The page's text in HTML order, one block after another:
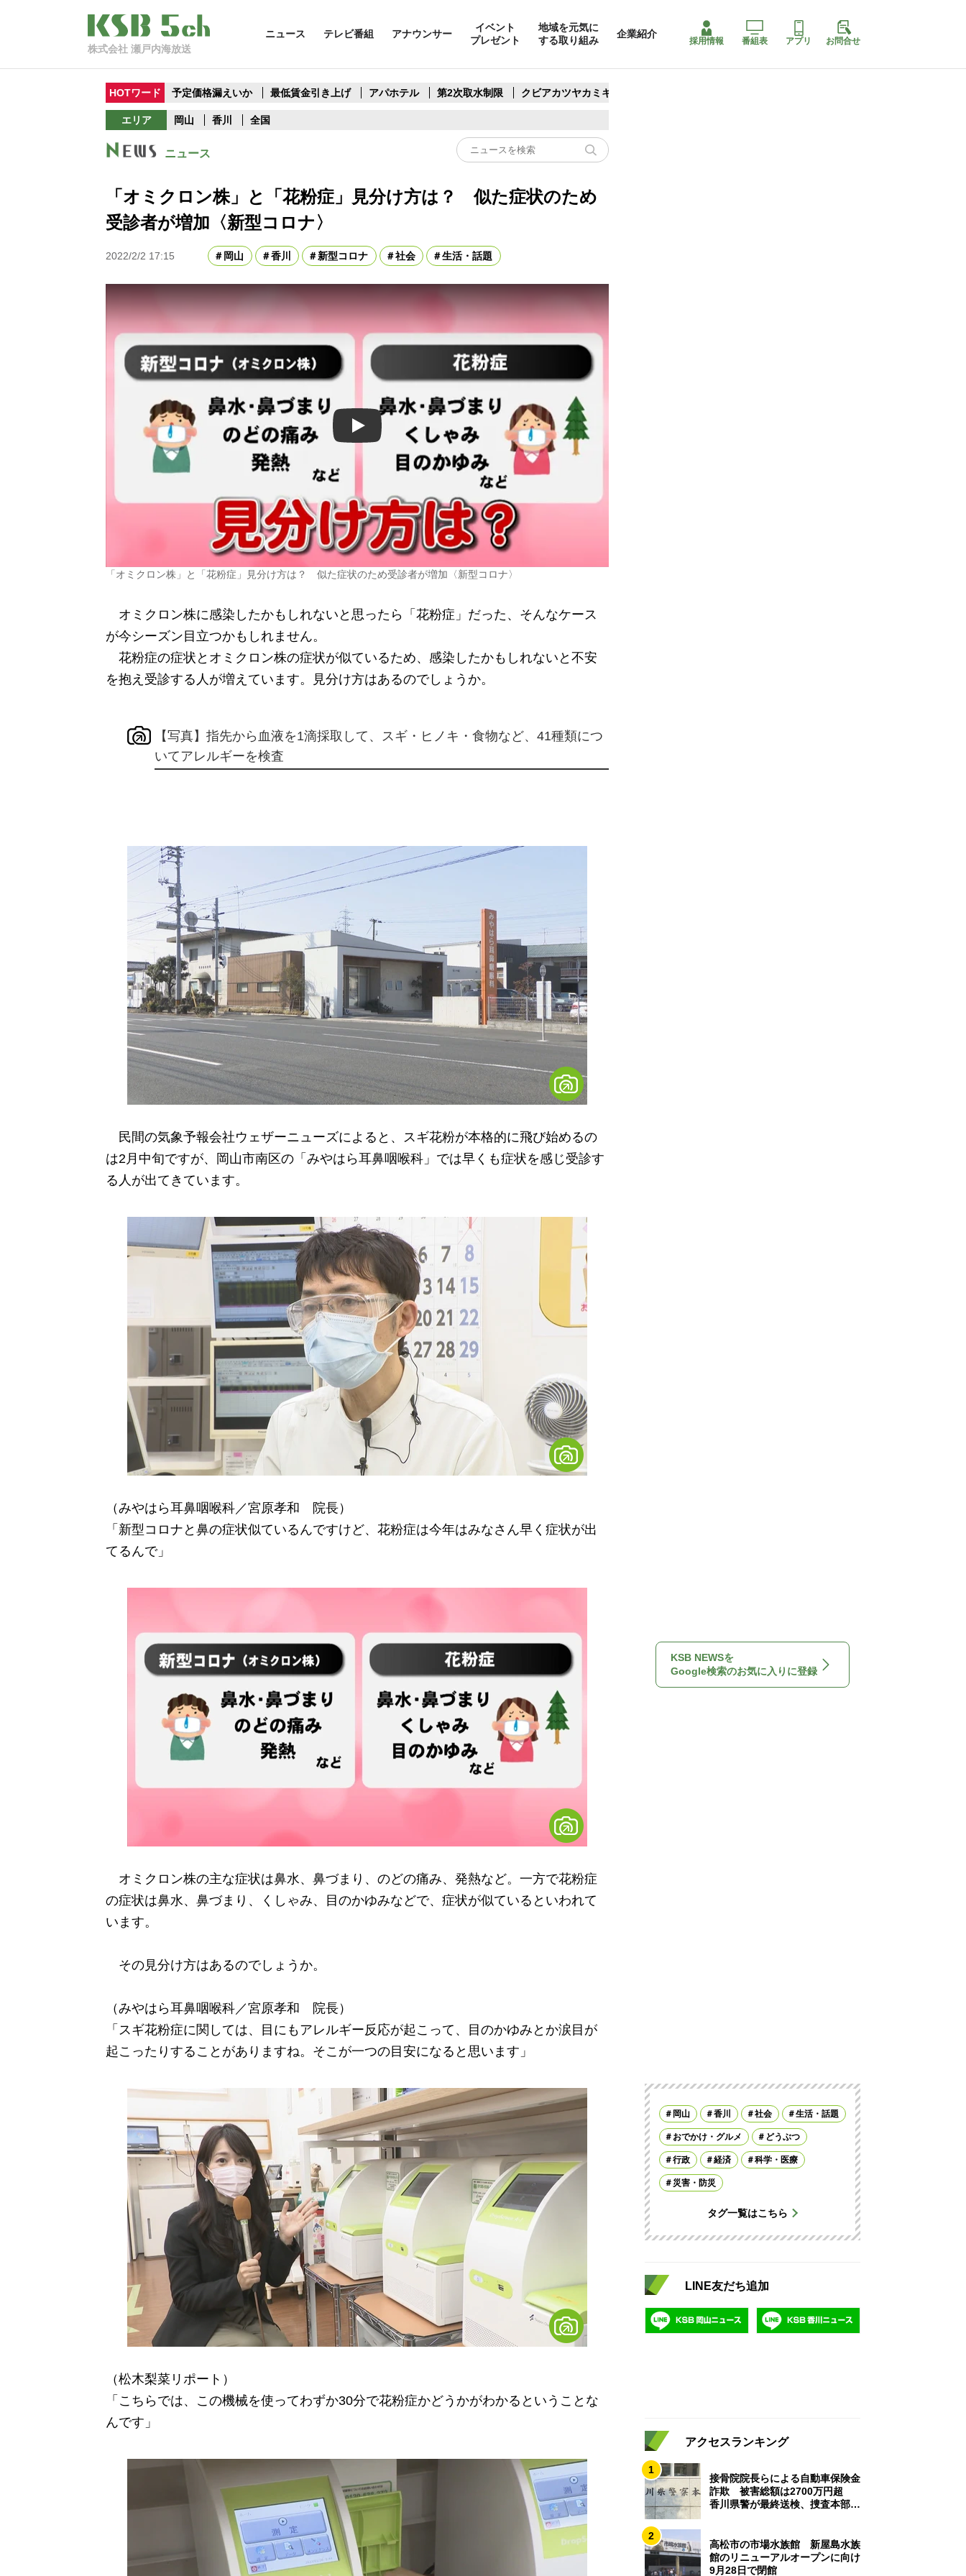
株式会社 瀬戸内海放送
ニュース テレビ番組 アナウンサー
イベント
プレゼント
地域を元気に
する取り組み
企業紹介
採用情報 番組表 アプリ お問合せ
HOTワード 予定価格漏えいか 最低賃金引き上げ アパホテル 第2次取水制限 クビアカツヤカミキリ
エリア 岡山 香川 全国
ニュース
「オミクロン株」と「花粉症」見分け方は？ 似た症状のため
受診者が増加〈新型コロナ〉
2022/2/2 17:15 岡山 香川 新型コロナ 社会 生活・話題
Play
「オミクロン株」と「花粉症」見分け方は？ 似た症状のため受診者が増加〈新型コロナ〉
オミクロン株に感染したかもしれないと思ったら「花粉症」だった、そんなケース
が今シーズン目立つかもしれません。
花粉症の症状とオミクロン株の症状が似ているため、感染したかもしれないと不安
を抱え受診する人が増えています。見分け方はあるのでしょうか。
【写真】指先から血液を1滴採取して、スギ・ヒノキ・食物など、41種類につ
いてアレルギーを検査
民間の気象予報会社ウェザーニューズによると、スギ花粉が本格的に飛び始めるの
は2月中旬ですが、岡山市南区の「みやはら耳鼻咽喉科」では早くも症状を感じ受診す
る人が出てきています。
（みやはら耳鼻咽喉科／宮原孝和 院長）
「新型コロナと鼻の症状似ているんですけど、花粉症は今年はみなさん早く症状が出
てるんで」
オミクロン株の主な症状は鼻水、鼻づまり、のどの痛み、発熱など。一方で花粉症
の症状は鼻水、鼻づまり、くしゃみ、目のかゆみなどで、症状が似ているといわれて
います。
その見分け方はあるのでしょうか。
（みやはら耳鼻咽喉科／宮原孝和 院長）
「スギ花粉症に関しては、目にもアレルギー反応が起こって、目のかゆみとか涙目が
起こったりすることがありますね。そこが一つの目安になると思います」
（松木梨菜リポート）
「こちらでは、この機械を使ってわずか30分で花粉症かどうかがわかるということな
んです」
KSB NEWSを
Google検索のお気に入りに登録
岡山 香川 社会 生活・話題
おでかけ・グルメ どうぶつ
行政 経済 科学・医療
災害・防災
タグ一覧はこちら
LINE友だち追加
アクセスランキング
1
接骨院院長らによる自動車保険金
詐欺 被害総額は2700万円超
香川県警が最終送検、捜査本部解
2
高松市の市場水族館 新屋島水族
館のリニューアルオープンに向け
9月28日で閉館